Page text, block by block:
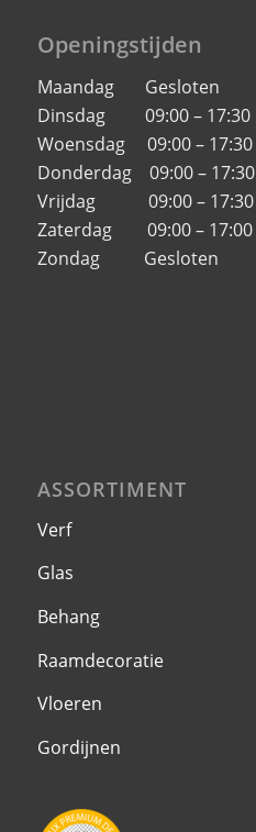
Openingstijden
Maandag Gesloten
Dinsdag 09:00 – 17:30
Woensdag 09:00 – 17:30
Donderdag 09:00 – 17:30
Vrijdag 09:00 – 17:30
Zaterdag 09:00 – 17:00
Zondag Gesloten
ASSORTIMENT
Verf
Glas
Behang
Raamdecoratie
Vloeren
Gordijnen